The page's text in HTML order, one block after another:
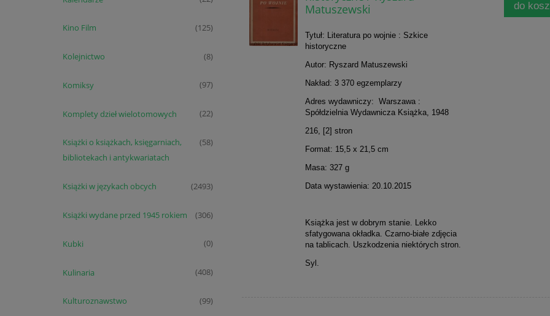
Kino Film (125)
Kolejnictwo (8)
Komiksy (97)
Komplety dzieł wielotomowych (22)
Książki o książkach, księgarniach,
bibliotekach i antykwariatach
(58)
Książki w językach obcych (2493)
Książki wydane przed 1945 rokiem (306)
Kubki (0)
Kulinaria (408)
Kulturoznawstwo (99)
Matuszewski
Tytuł: Literatura po wojnie : Szkice
historyczne
Autor: Ryszard Matuszewski
Nakład: 3 370 egzemplarzy
Adres wydawniczy: Warszawa :
Spółdzielnia Wydawnicza Książka, 1948
216, [2] stron
Format: 15,5 x 21,5 cm
Masa: 327 g
Data wystawienia: 20.10.2015
Książka jest w dobrym stanie. Lekko
sfatygowana okładka. Czarno-białe zdjęcia
na tablicach. Uszkodzenia niektórych stron.
Syl.
do